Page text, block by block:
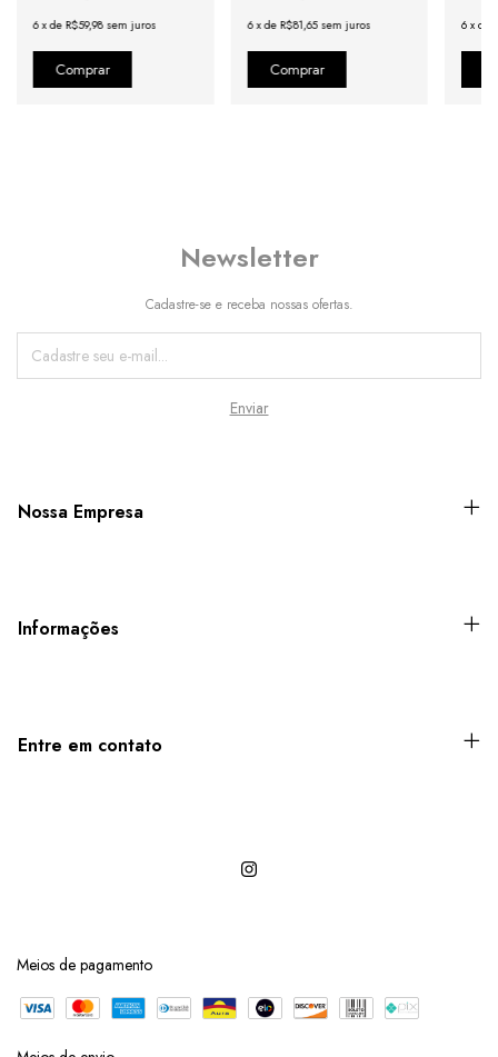
6 xde R$59,98 sem juros 6 xde R$81,65 sem juros 6 x de
Newsletter
Cadastre-se e receba nossas ofertas.
Nossa Empresa
Informações
Entre em contato
Meios de pagamento